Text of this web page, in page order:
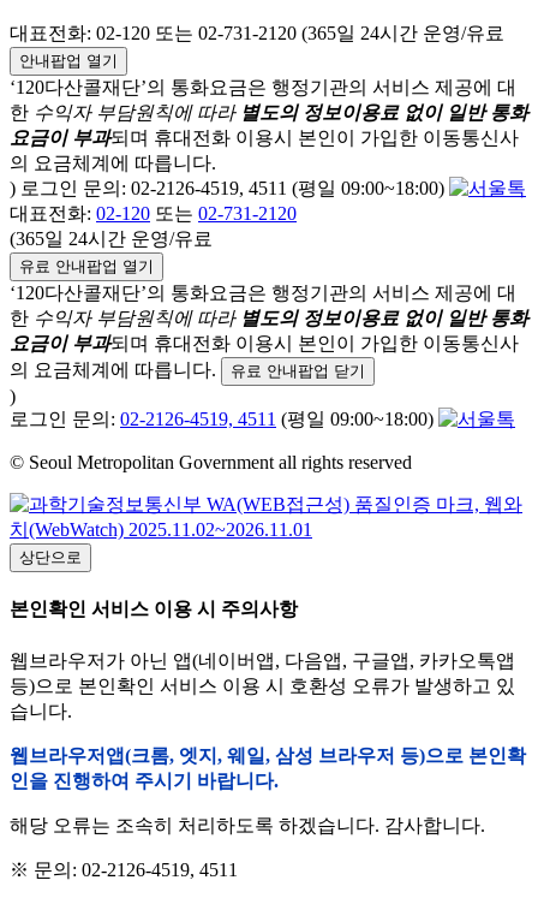
대표전화: 02-120 또는 02-731-2120 (365일 24시간 운영/유료
안내팝업 열기
‘120다산콜재단’의 통화요금은 행정기관의 서비스 제공에 대
한 수익자 부담원칙에 따라 별도의 정보이용료 없이 일반 통화
요금이 부과되며 휴대전화 이용시 본인이 가입한 이동통신사
의 요금체계에 따릅니다.
) 로그인 문의: 02-2126-4519, 4511 (평일 09:00~18:00)
대표전화: 02-120 또는 02-731-2120
(365일 24시간 운영/유료
유료 안내팝업 열기
‘120다산콜재단’의 통화요금은 행정기관의 서비스 제공에 대
한 수익자 부담원칙에 따라 별도의 정보이용료 없이 일반 통화
요금이 부과되며 휴대전화 이용시 본인이 가입한 이동통신사
의 요금체계에 따릅니다.
유료 안내팝업 닫기
)
로그인 문의: 02-2126-4519, 4511 (평일 09:00~18:00)
© Seoul Metropolitan Government all rights reserved
상단으로
본인확인 서비스 이용 시 주의사항
웹브라우저가 아닌 앱(네이버앱, 다음앱, 구글앱, 카카오톡앱
등)으로 본인확인 서비스 이용 시 호환성 오류가 발생하고 있
습니다.
웹브라우저앱(크롬, 엣지, 웨일, 삼성 브라우저 등)으로 본인확
인을 진행하여 주시기 바랍니다.
해당 오류는 조속히 처리하도록 하겠습니다. 감사합니다.
※ 문의: 02-2126-4519, 4511